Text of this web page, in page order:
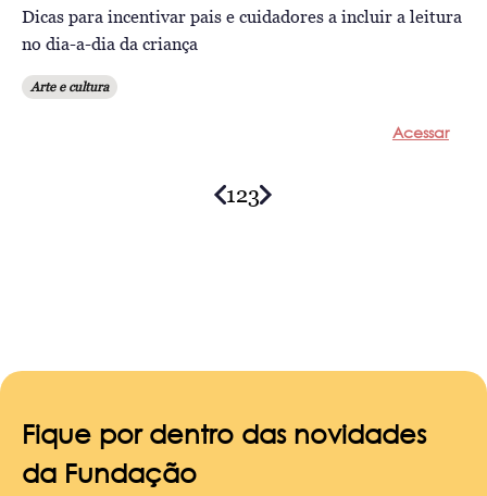
Dicas para incentivar pais e cuidadores a incluir a leitura
no dia-a-dia da criança
Arte e cultura
Acessar
123
Fique por dentro das novidades
da Fundação